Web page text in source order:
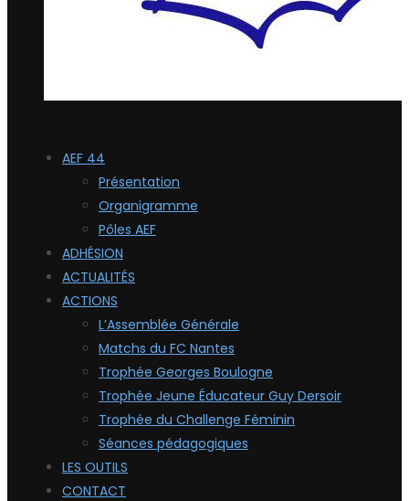
AEF 44
Présentation
Organigramme
Pôles AEF
ADHÉSION
ACTUALITÉS
ACTIONS
L’Assemblée Générale
Matchs du FC Nantes
Trophée Georges Boulogne
Trophée Jeune Éducateur Guy Dersoir
Trophée du Challenge Féminin
Séances pédagogiques
LES OUTILS
CONTACT